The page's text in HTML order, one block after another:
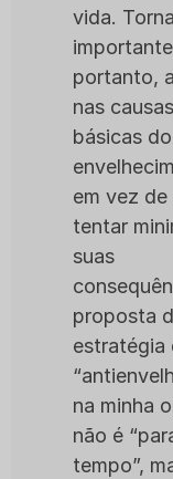
vida.
portanto,
nas causas
básicas do
em vez de
tentar
suas
proposta
estratégia
na minha
não é
tempo”,